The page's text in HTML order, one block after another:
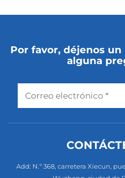
Por favor, déjenos
alguna
Add: N.º 368, carretera Xiecun,